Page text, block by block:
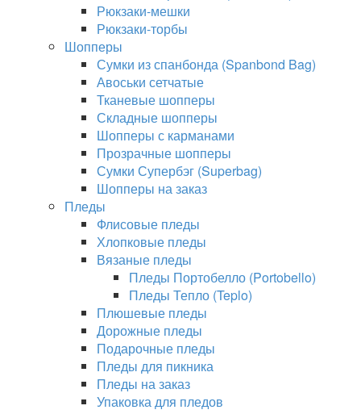
Рюкзаки-мешки
Рюкзаки-торбы
Шопперы
Сумки из спанбонда (Spanbond Bag)
Авоськи сетчатые
Тканевые шопперы
Складные шопперы
Шопперы с карманами
Прозрачные шопперы
Сумки Супербэг (Superbag)
Шопперы на заказ
Пледы
Флисовые пледы
Хлопковые пледы
Вязаные пледы
Пледы Портобелло (Portobello)
Пледы Тепло (Teplo)
Плюшевые пледы
Дорожные пледы
Подарочные пледы
Пледы для пикника
Пледы на заказ
Упаковка для пледов